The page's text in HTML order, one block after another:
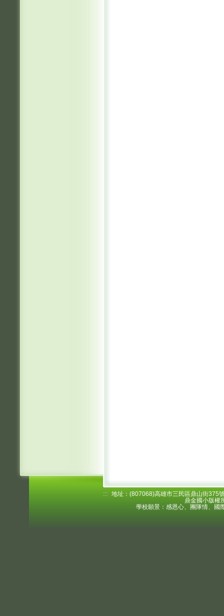
::: 地址：(807068)高雄市三民區鼎山街
鼎金國小版權
學校願景：感恩心、團隊情、國